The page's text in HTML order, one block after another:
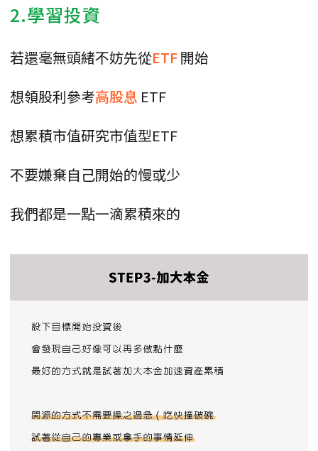
2.學習投資
若還毫無頭緒不妨先從ETF開始
想領股利參考高股息 ETF
想累積市值研究市值型ETF
不要嫌棄自己開始的慢或少
我們都是一點一滴累積來的